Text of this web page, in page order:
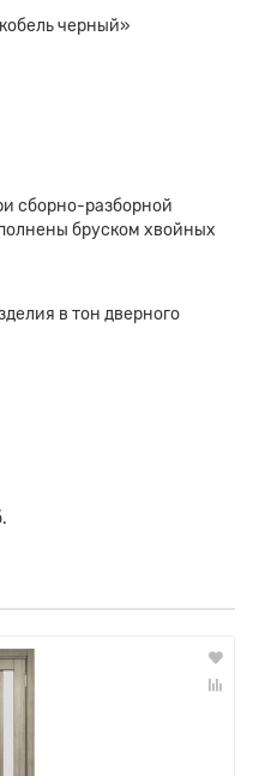
черный»
сборно-разборной
бруском хвойных
в тон дверного